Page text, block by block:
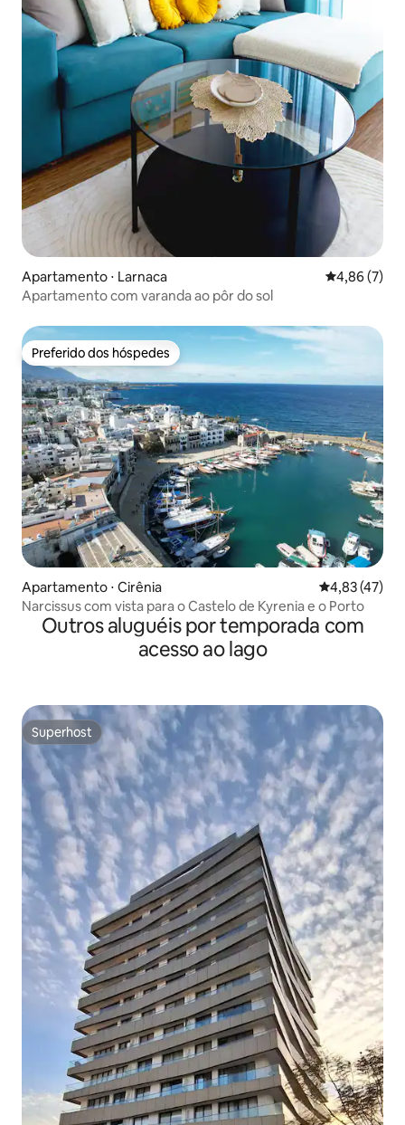
Apartamento ⋅ Larnaca 4,86 de uma
4,86 (7)
Apartamento com varanda ao pôr do sol
Preferido dos hóspedes
Preferido dos hóspedes
Apartamento ⋅ Cirênia 4,83 de uma
4,83 (47)
Narcissus com vista para o Castelo de Kyrenia e o Porto
Outros aluguéis por temporada com
acesso ao lago
Superhost
Superhost